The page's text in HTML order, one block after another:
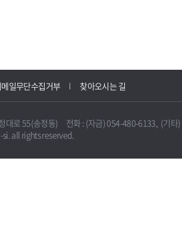
일무단수집거부 찾아오시는 길
대로 55(송정동) 전화 : (자금) 054-480-6133, (기타
all rights reserved.